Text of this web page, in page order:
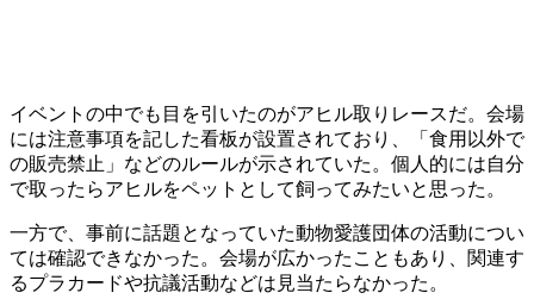
イベントの中でも目を引いたのがアヒル取りレースだ。会場
には注意事項を記した看板が設置されており、「食用以外で
の販売禁止」などのルールが示されていた。個人的には自分
で取ったらアヒルをペットとして飼ってみたいと思った。
一方で、事前に話題となっていた動物愛護団体の活動につい
ては確認できなかった。会場が広かったこともあり、関連す
るプラカードや抗議活動などは見当たらなかった。